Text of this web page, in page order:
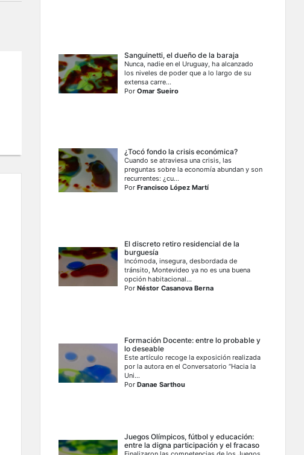
Sanguinetti, el dueño de la baraja
Nunca, nadie en el Uruguay, ha alcanzado
los niveles de poder que a lo largo de su
extensa carre...
PorOmar Sueiro
¿Tocó fondo la crisis económica?
Cuando se atraviesa una crisis, las
preguntas sobre la economía abundan y son
recurrentes: ¿cu...
PorFrancisco López Martí
El discreto retiro residencial de la
burguesía
Incómoda, insegura, desbordada de
tránsito, Montevideo ya no es una buena
opción habitacional...
PorNéstor Casanova Berna
Formación Docente: entre lo probable y
lo deseable
Este artículo recoge la exposición realizada
por la autora en el Conversatorio “Hacia la
Uni...
PorDanae Sarthou
Juegos Olímpicos, fútbol y educación:
entre la digna participación y el fracaso